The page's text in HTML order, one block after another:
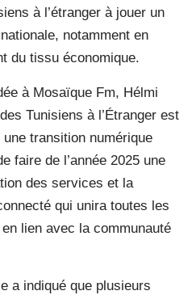
à l’étranger à jouer un
notamment en
du tissu économique.
à Mosaïque Fm, Hélmi
Tunisiens à l’Étranger est
transition numérique
faire de l’année 2025 une
des services et la
qui unira toutes les
lien avec la communauté
a indiqué que plusieurs